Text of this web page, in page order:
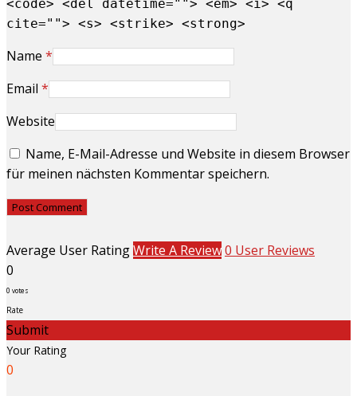
<code> <del datetime=""> <em> <i> <q
cite=""> <s> <strike> <strong>
Name *
Email *
Website
Name, E-Mail-Adresse und Website in diesem Browser
für meinen nächsten Kommentar speichern.
Average User RatingWrite A Review0 User Reviews
0
0 votes
Rate
Submit
Your Rating
0